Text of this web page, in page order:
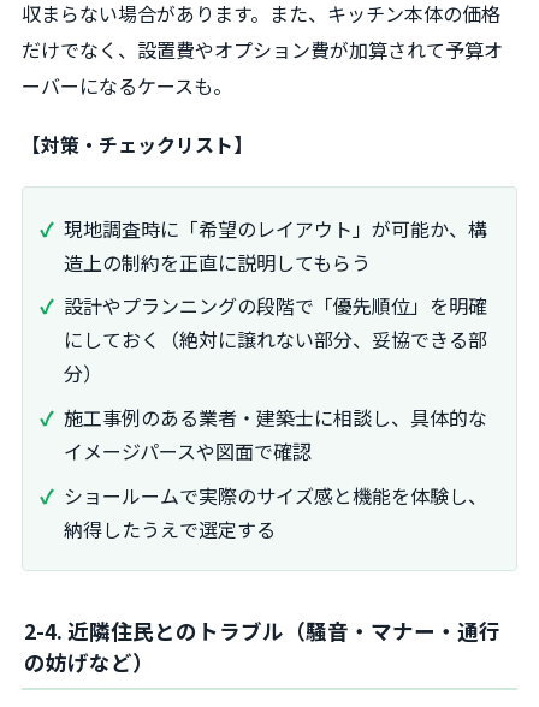
収まらない場合があります。また、キッチン本体の価格
だけでなく、設置費やオプション費が加算されて予算オ
ーバーになるケースも。
【対策・チェックリスト】
現地調査時に「希望のレイアウト」が可能か、構
造上の制約を正直に説明してもらう
設計やプランニングの段階で「優先順位」を明確
にしておく（絶対に譲れない部分、妥協できる部
分）
施工事例のある業者・建築士に相談し、具体的な
イメージパースや図面で確認
ショールームで実際のサイズ感と機能を体験し、
納得したうえで選定する
2-4. 近隣住民とのトラブル（騒音・マナー・通行
の妨げなど）